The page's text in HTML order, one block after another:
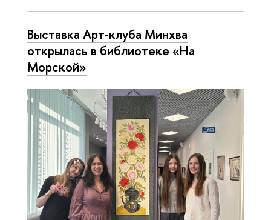
Выставка Арт-клуба Минхва
открылась в библиотеке «На
Морской»